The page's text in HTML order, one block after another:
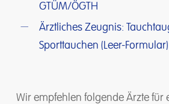
GTÜM/ÖGTH
Ärztliches Zeugnis:
Sporttauchen (Leer-Formular)
Wir empfehlen folgende Ärzte für